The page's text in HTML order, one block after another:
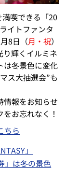
喫できる「20
イトファンタ
8日（月・祝）
り輝くイルミネ
は冬景色に変化
ス大抽選会”も
情報をお知らせ
お忘れなく！
ちら
」
」は冬の景色